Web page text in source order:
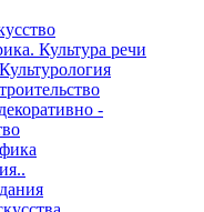
Культура речи
-